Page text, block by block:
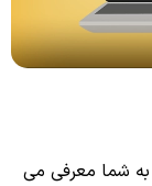
به شما معرفی می‌